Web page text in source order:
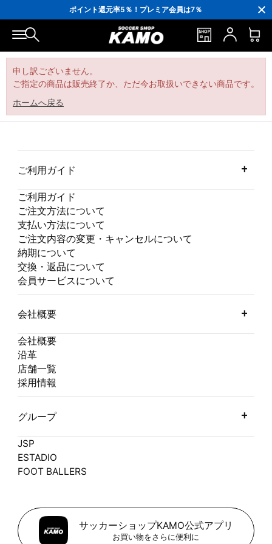
ポイント還元率5％！プレミア会員は7％
会員の方にはお誕生月に「10％OFFクーポン」プレゼント！
16,000円(税込)以上でシューズケースプレゼント！
3,300円(税込)以上で送料無料！
申し訳ございません。
ご指定の商品は販売終了か、ただ今お取扱いできない商品です。
ホームへ戻る
ご利用ガイド
ご利用ガイド
ご注文方法について
支払い方法について
ご注文内容の変更・キャンセルについて
納期について
交換・返品について
会員サービスについて
会社概要
会社概要
沿革
店舗一覧
採用情報
グループ
JSP
ESTADIO
FOOT BALLERS
サッカーショップKAMO公式アプリ
お買い物をさらに便利に